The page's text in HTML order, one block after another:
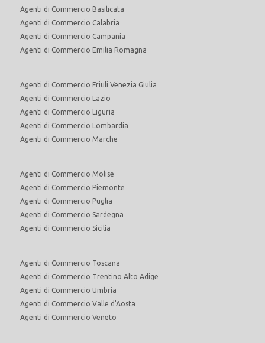
Agenti di Commercio Basilicata
Agenti di Commercio Calabria
Agenti di Commercio Campania
Agenti di Commercio Emilia Romagna
Agenti di Commercio Friuli Venezia Giulia
Agenti di Commercio Lazio
Agenti di Commercio Liguria
Agenti di Commercio Lombardia
Agenti di Commercio Marche
Agenti di Commercio Molise
Agenti di Commercio Piemonte
Agenti di Commercio Puglia
Agenti di Commercio Sardegna
Agenti di Commercio Sicilia
Agenti di Commercio Toscana
Agenti di Commercio Trentino Alto Adige
Agenti di Commercio Umbria
Agenti di Commercio Valle d'Aosta
Agenti di Commercio Veneto